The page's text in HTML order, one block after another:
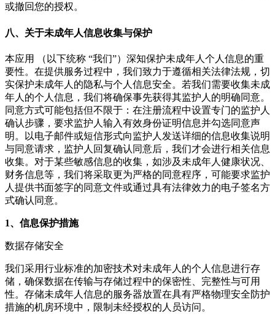
或撤回您的授权。
八、关于未成年人信息收集与保护
本应用 （以下统称 “我们”）深知保护未成年人个人信息的重
要性。在提供服务过程中，我们致力于遵循相关法律法规，切
实保护未成年人的隐私与个人信息安全。若我们需要收集未成
年人的个人信息，我们将确保事先获得其监护人的明确同意。
同意方式可能包括但不限于：在注册流程中设置专门的监护人
确认步骤，要求监护人输入有效身份证明信息并勾选同意声
明。以电子邮件或短信形式向监护人发送详细的信息收集说明
与同意请求，监护人回复确认同意后，我们才会进行相关信息
收集。对于某些敏感信息的收集，如涉及未成年人健康状况、
财务信息等，我们将采取更为严格的同意程序，可能要求监护
人提供书面签字的同意文件或通过具有法律效力的电子签名方
式确认同意。
1、信息保护措施
数据存储安全
我们采用行业标准的加密技术对未成年人的个人信息进行存
储，确保数据在传输与存储过程中的保密性、完整性与可用
性。存储未成年人信息的服务器放置在具有严格物理安全防护
措施的机房环境中，限制未经授权的人员访问。